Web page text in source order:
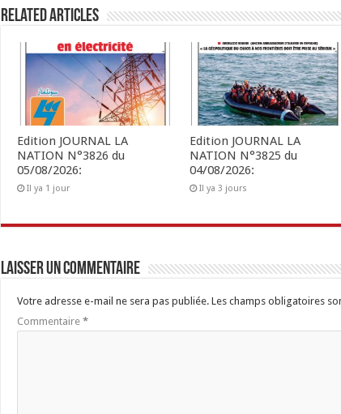
Related Articles
Edition JOURNAL LA
NATION N°3826 du
05/08/2026:
Il ya 1 jour
Edition JOURNAL LA
NATION N°3825 du
04/08/2026:
Il ya 3 jours
Laisser un commentaire
Votre adresse e-mail ne sera pas publiée. Les champs obligatoires
Commentaire *